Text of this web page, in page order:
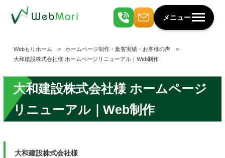
メニュー
Webもりホーム
ホームページ制作・集客実績・お客様の声
大和建設株式会社様 ホームページリニューアル｜Web制作
大和建設株式会社様 ホームページ
リニューアル｜Web制作
大和建設株式会社様